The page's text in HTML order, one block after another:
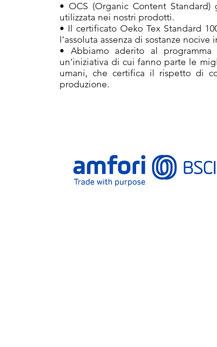
• OCS (Organic Content
utilizzata nei nostri prodotti.
• Il certificato Oeko Tex Standard
l’assoluta assenza di sostanze
• Abbiamo aderito al programma
un’iniziativa di cui fanno parte le
umani, che certifica il rispetto di
produzione.